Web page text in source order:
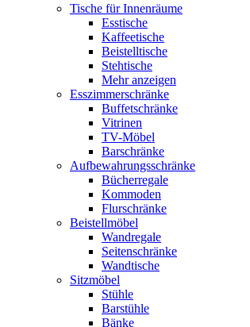
Tische für Innenräume
Esstische
Kaffeetische
Beistelltische
Stehtische
Mehr anzeigen
Esszimmerschränke
Buffetschränke
Vitrinen
TV-Möbel
Barschränke
Aufbewahrungsschränke
Bücherregale
Kommoden
Flurschränke
Beistellmöbel
Wandregale
Seitenschränke
Wandtische
Sitzmöbel
Stühle
Barstühle
Bänke